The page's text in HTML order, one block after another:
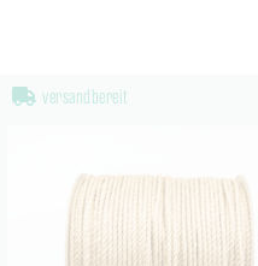
versandbereit